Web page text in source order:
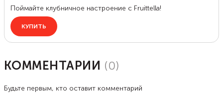
КОММЕНТАРИИ (0)
Будьте первым, кто оставит комментарий